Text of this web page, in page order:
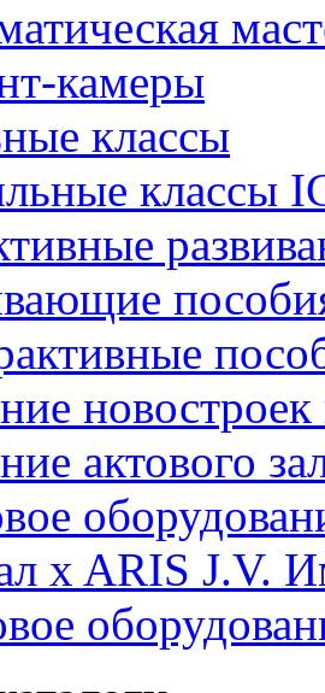
камеры
классы
классы
новостроек
актового
x ARIS J.V.